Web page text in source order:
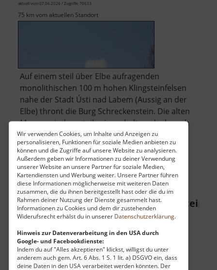
Wir verwenden Cookies, um Inhalte und Anzeigen zu
personalisieren, Funktionen für soziale Medien anbieten zu
können und die Zugriffe auf unsere Website zu analysieren.
Außerdem geben wir Informationen zu deiner Verwendung
unserer Website an unsere Partner für soziale Medien,
Kartendiensten und Werbung weiter. Unsere Partner führen
diese Informationen möglicherweise mit weiteren Daten
zusammen, die du ihnen bereitgestellt hast oder die du im
Rahmen deiner Nutzung der Dienste gesammelt hast.
Informationen zu Cookies und dem dir zustehenden
Widerufsrecht erhälst du in unserer Datenschutzerklärung.
Hinweis zur Datenverarbeitung in den USA durch
Google- und Facebookdienste:
Indem du auf "Alles akzeptieren" klickst, willigst du unter
anderem auch gem. Art. 6 Abs. 1 S. 1 lit. a) DSGVO ein, dass
deine Daten in den USA verarbeitet werden könnten. Der
aktuell vom 07.06.2026 / Zugriffe: 70633
75 km vom aktuellen Standort
Auf einem steil über Elbe aufragenden
monolithischen 100 m hohen Klingsteinfelsen
nahe der Stadt Ústi nad Labem (Aussig an der
Elbe) thront die Burg Schreckenstein. Die alten
Mauern sind nur teilweise erhalten, doch auch
zwischen den verfallenen Kammern ist viel zu
entdecken. Belohnt wird der Besuch.. »
weiterlesenüber
Burg
Schreckenstein
Burgruine und Schloss Frauenstein
Osterzgebirge
aktuell vom 13.04.2026 / Zugriffe: 70493
44 km vom aktuellen Standort